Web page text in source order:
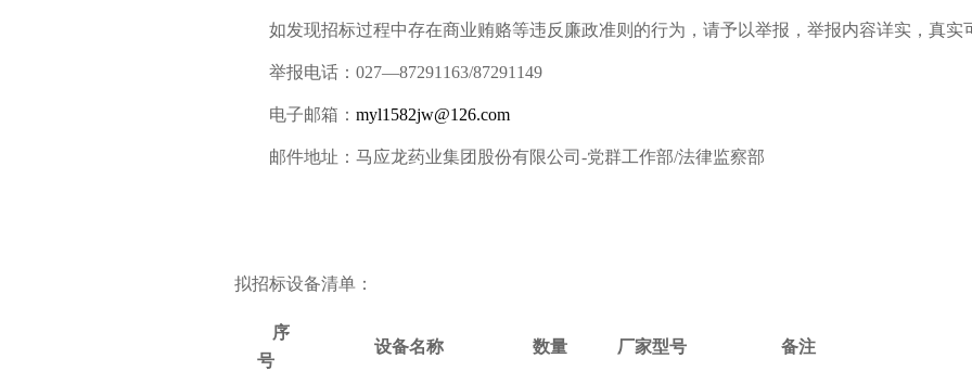
如发现招标过程中存在商业贿赂等违反廉政准则的行为，请予以举报，举报内容详实，真实
举报电话： 027—87291163/87291149
电子邮箱： myl1582jw@126.com
邮件地址：马应龙药业集团股份有限公司 -党群工作部/法律监察部
拟招标设备清单：
序
号
设备名称 数量 厂家型号 备注